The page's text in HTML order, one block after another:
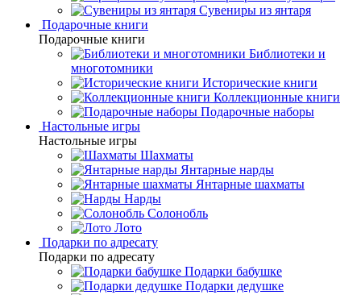
Сувениры из янтаря
Подарочные книги
Подарочные книги
Библиотеки и
многотомники
Исторические книги
Коллекционные книги
Подарочные наборы
Настольные игры
Настольные игры
Шахматы
Янтарные нарды
Янтарные шахматы
Нарды
Солонобль
Лото
Подарки по адресату
Подарки по адресату
Подарки бабушке
Подарки дедушке